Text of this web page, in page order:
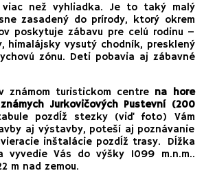
než vyhliadka. Je to taký malý
zasadený do prírody, ktorý okrem
poskytuje zábavu pre celú rodinu –
himalájsky vysutý chodník, presklený
zónu. Deti pobavia aj zábavné
známom turistickom centre na hore
Jurkovičových Pustevní (200
pozdĺž stezky (viď foto) Vám
aj výstavby, poteší aj poznávanie
inštalácie pozdĺž trasy. Dĺžka
Vás do výšky 1099 m.n.m..
m nad zemou.